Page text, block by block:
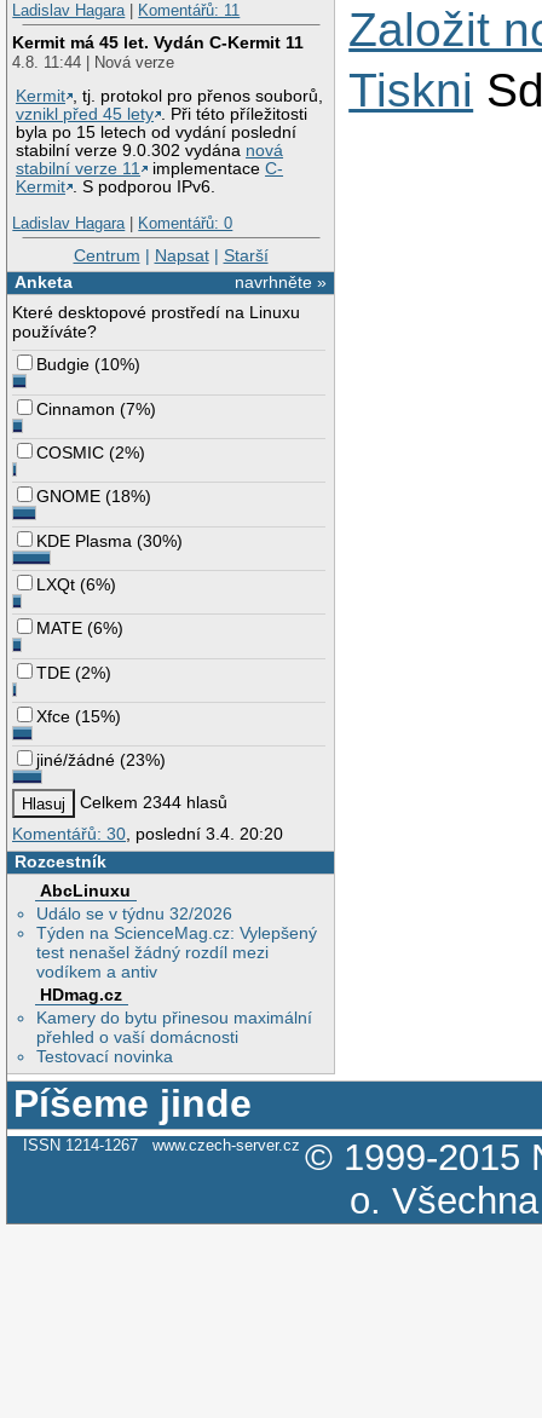
Ladislav Hagara| Komentářů: 11
Kermit má 45 let. Vydán C-Kermit 11
4.8. 11:44 | Nová verze
Kermit , tj. protokol pro přenos souborů,
vznikl před 45 lety . Při této příležitosti
byla po 15 letech od vydání poslední
stabilní verze 9.0.302 vydána nová
stabilní verze 11
implementaceC-
Kermit . S podporou IPv6.
Ladislav Hagara| Komentářů: 0
Centrum | Napsat| Starší
navrhněte »
Anketa
Které desktopové prostředí na Linuxu
používáte?
Budgie (10%)
Cinnamon (7%)
COSMIC (2%)
GNOME (18%)
KDE Plasma (30%)
LXQt (6%)
MATE (6%)
TDE (2%)
Xfce (15%)
jiné/žádné (23%)
Celkem 2344 hlasů
Komentářů: 30 , poslední 3.4. 20:20
Rozcestník
AbcLinuxu
Událo se v týdnu 32/2026
Týden na ScienceMag.cz: Vylepšený
test nenašel žádný rozdíl mezi
vodíkem a antiv
HDmag.cz
Kamery do bytu přinesou maximální
přehled o vaší domácnosti
Testovací novinka
Založit
Tiskni
Píšeme jinde
ISSN 1214-1267 www.czech-server.cz © 1999-2015
o.